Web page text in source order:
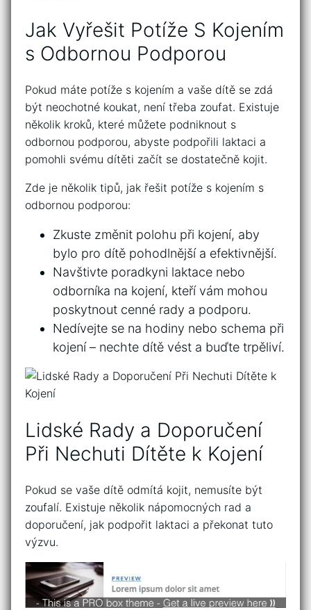
Jak Vyřešit ‍Potíže⁣ S Kojením
s Odbornou Podporou
Pokud máte⁣ potíže s kojením a vaše dítě se zdá
být ​neochotné koukat, není třeba zoufat. Existuje
několik kroků, které můžete podniknout s
odbornou podporou, abyste podpořili laktaci a
pomohli svému dítěti začít se dostatečně kojit.
Zde je několik tipů, jak řešit potíže s ⁣kojením s
odbornou podporou:
Zkuste změnit polohu při kojení, aby
bylo pro dítě pohodlnější a efektivnější.
Navštivte poradkyni laktace nebo
odborníka na kojení, kteří vám mohou
poskytnout cenné rady a‌ podporu.
Nedívejte se na hodiny⁣ nebo schema při
kojení – nechte dítě ‌vést a buďte trpěliví.
Lidské Rady​ a Doporučení
Při​ Nechuti Dítěte k ​Kojení
Pokud se vaše dítě odmítá kojit, nemusíte být
‍zoufalí. Existuje ⁢několik nápomocných rad a‍
doporučení, jak podpořit laktaci a překonat tuto
výzvu.